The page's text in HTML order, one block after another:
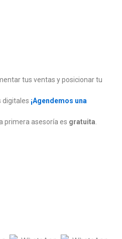
tus ventas y posicionar tu
digitales ¡Agendemos una
primera asesoría es gratuita